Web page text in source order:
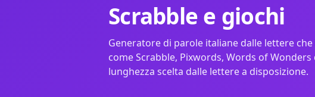
Scrabble e giochi
Generatore di parole italiane dalle lettere
come Scrabble, Pixwords, Words of
lunghezza scelta dalle lettere a disposizione.